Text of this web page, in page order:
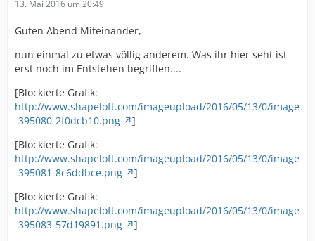
13. Mai 2016 um 20:49
Guten Abend Miteinander,
nun einmal zu etwas völlig anderem. Was ihr hier seht ist
erst noch im Entstehen begriffen....
[Blockierte Grafik:
http://www.shapeloft.com/imageupload/2016/05/13/0/image
-395080-2f0dcb10.png
]
[Blockierte Grafik:
http://www.shapeloft.com/imageupload/2016/05/13/0/image
-395081-8c6ddbce.png
]
[Blockierte Grafik:
http://www.shapeloft.com/imageupload/2016/05/13/0/image
-395083-57d19891.png
]